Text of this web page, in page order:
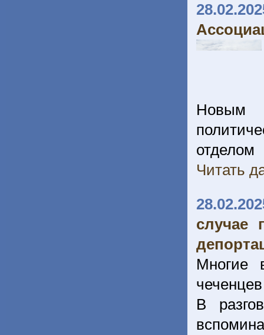
Новым
Читать
случае
Многие
В